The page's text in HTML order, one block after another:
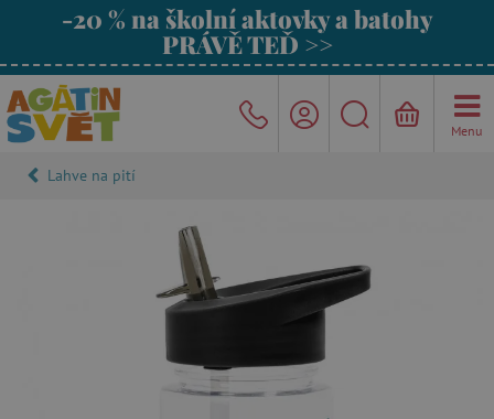
-20 % na školní aktovky a batohy
PRÁVĚ TEĎ >>
Menu
Lahve na pití